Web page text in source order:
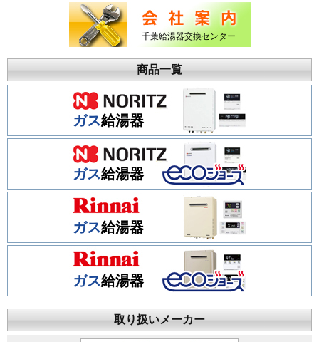
千葉給湯器交換センター
商品一覧
ガス給湯器
ガス給湯器
ガス給湯器
ガス給湯器
取り扱いメーカー